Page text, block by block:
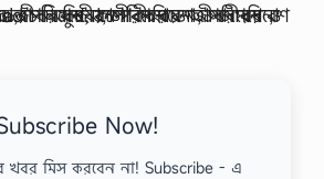
Now!
খবর মিস করবেন না! Subscribe - এ